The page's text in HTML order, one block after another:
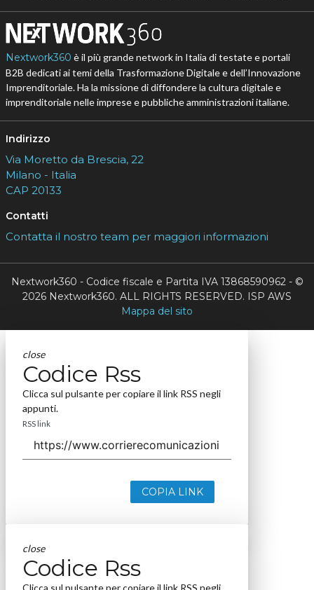
Nextwork360 è il più grande network in Italia di testate e portali
B2B dedicati ai temi della Trasformazione Digitale e dell’Innovazione
Imprenditoriale. Ha la missione di diffondere la cultura digitale e
imprenditoriale nelle imprese e pubbliche amministrazioni italiane.
Indirizzo
Via Moretto da Brescia, 22
Milano - Italia
CAP 20133
Contatti
Contatta il nostro team per maggiori informazioni
Nextwork360 - Codice fiscale e Partita IVA 13868590962 - ©
2026 Nextwork360. ALL RIGHTS RESERVED. ISP AWS
Mappa del sito
close
Codice Rss
Clicca sul pulsante per copiare il link RSS negli
appunti.
RSS link
COPIA LINK
close
Codice Rss
Clicca sul pulsante per copiare il link RSS negli